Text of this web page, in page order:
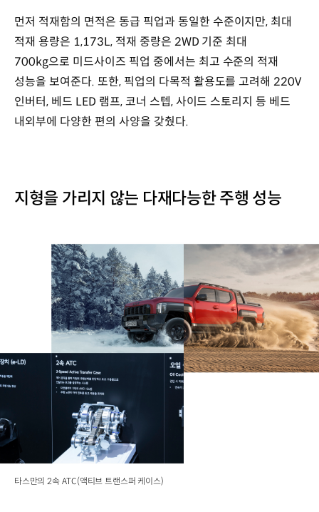
먼저 적재함의 면적은 동급 픽업과 동일한 수준이지만, 최대
적재 용량은 1,173L, 적재 중량은 2WD 기준 최대
700kg으로 미드사이즈 픽업 중에서는 최고 수준의 적재
성능을 보여준다. 또한, 픽업의 다목적 활용도를 고려해 220V
인버터, 베드 LED 램프, 코너 스텝, 사이드 스토리지 등 베드
내외부에 다양한 편의 사양을 갖췄다.
지형을 가리지 않는 다재다능한 주행 성능
타스만의 2속 ATC(액티브 트랜스퍼 케이스)